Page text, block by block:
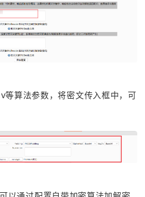
算法参数，将密文传入框中，可